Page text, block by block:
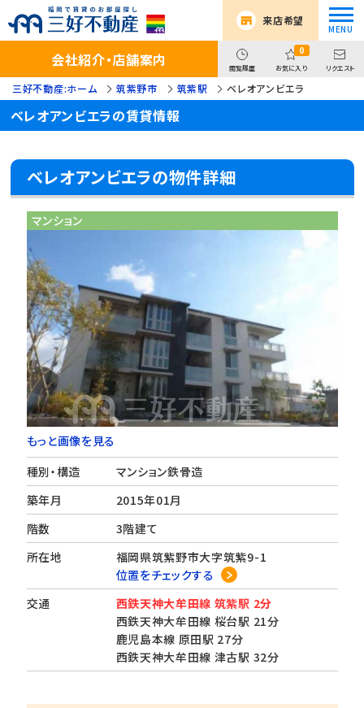
来店希望
会社紹介・店舗案内 閲覧履歴
0
お気に入り リクエスト
三好不動産:ホーム 筑紫野市 筑紫駅 ベレオアンビエラ
ベレオアンビエラの賃貸情報
ベレオアンビエラの物件詳細
マンション
もっと画像を見る
種別・構造
マンション鉄骨造
築年月
2015年01月
階数
3階建て
所在地
福岡県筑紫野市大字筑紫9-1
位置をチェックする
交通
西鉄天神大牟田線 筑紫駅 2分
西鉄天神大牟田線 桜台駅 21分
鹿児島本線 原田駅 27分
西鉄天神大牟田線 津古駅 32分